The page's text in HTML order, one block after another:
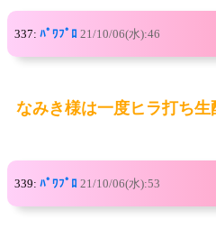
337: ﾊﾟﾜﾌﾟﾛ 21/10/06(水):46
なみき様は一度ヒラ打ち生
339: ﾊﾟﾜﾌﾟﾛ 21/10/06(水):53